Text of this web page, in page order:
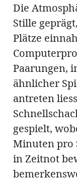
Die
Stille
Plätze
Paarungen,
ähnlicher
antreten
gespielt,
Minuten pro
in Zeitnot